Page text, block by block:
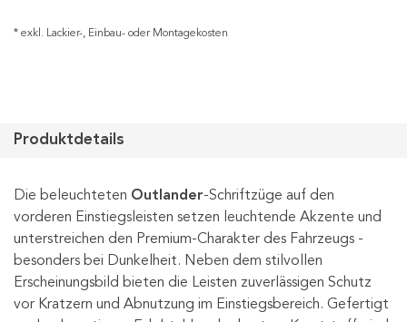
* exkl. Lackier-, Einbau- oder Montagekosten
Produktdetails
Die beleuchteten Outlander-Schriftzüge auf den
vorderen Einstiegsleisten setzen leuchtende Akzente und
unterstreichen den Premium-Charakter des Fahrzeugs -
besonders bei Dunkelheit. Neben dem stilvollen
Erscheinungsbild bieten die Leisten zuverlässigen Schutz
vor Kratzern und Abnutzung im Einstiegsbereich. Gefertigt